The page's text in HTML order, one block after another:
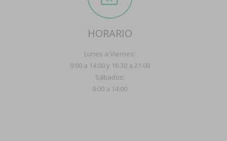
HORARIO
Lunes a Viernes:
9:00 a 14:00 y 16:30 a 21:00
Sábados:
9:00 a 14:00